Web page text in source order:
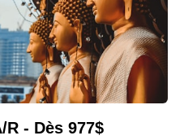
- Dès 977$